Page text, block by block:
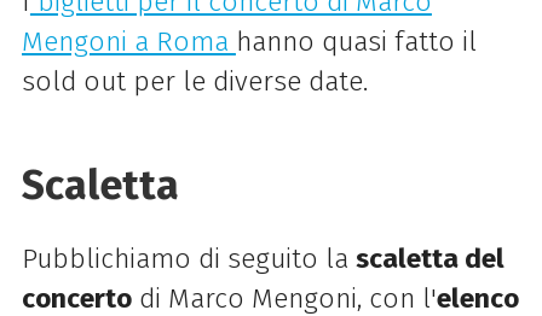
Mengoni a Roma hanno quasi fatto il
sold out per le diverse date.
Scaletta
Pubblichiamo di seguito la scaletta del
concertodi Marco Mengoni, con l'elenco